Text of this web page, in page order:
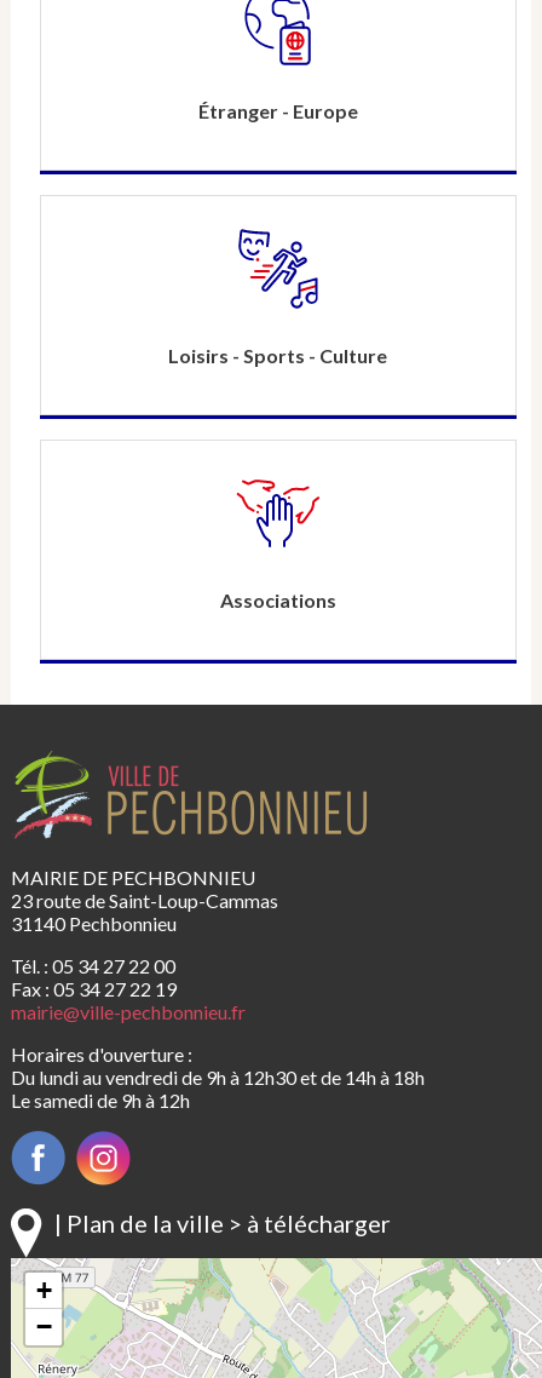
Étranger - Europe
Loisirs - Sports - Culture
Associations
MAIRIE DE PECHBONNIEU
23 route de Saint-Loup-Cammas
31140 Pechbonnieu
Tél. : 05 34 27 22 00
Fax : 05 34 27 22 19
mairie@ville-pechbonnieu.fr
Horaires d'ouverture :
Du lundi au vendredi de 9h à 12h30 et de 14h à 18h
Le samedi de 9h à 12h
| Plan de la ville > à télécharger
+
−